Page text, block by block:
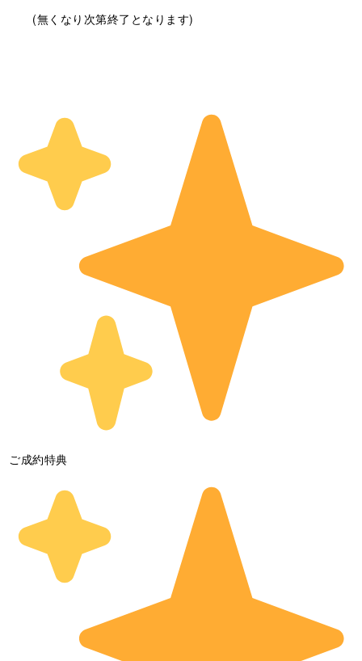
(無くなり次第終了となります)
ご成約特典